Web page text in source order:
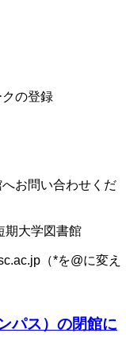
の登録
お問い合わせくだ
期大学図書館
（*を@に変え
パス）の閉館に